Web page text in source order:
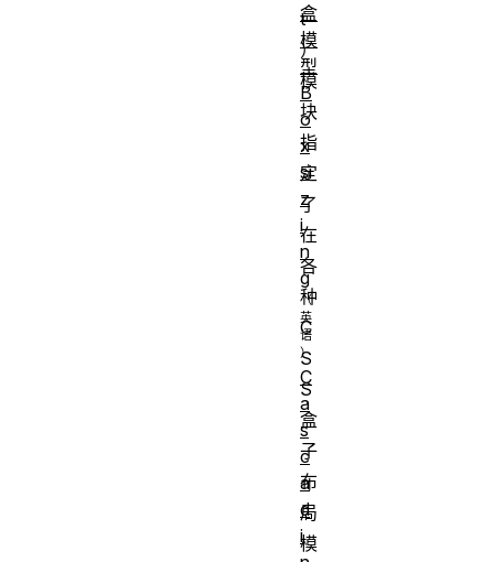
t
）
模
块
指
定
了
在
各
种
C
S
S
盒
子
布
局
模
盒
模
型
B
o
x
si
z
i
n
g
C
a
s
c
a
d
i